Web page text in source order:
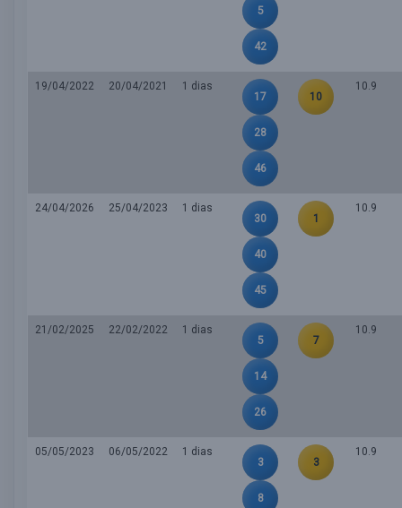
5
42
19/04/2022 20/04/2021
1 dias
17
28
46
10
10.9
24/04/2026 25/04/2023
1 dias
30
40
45
1
10.9
21/02/2025 22/02/2022
1 dias
5
14
26
7
10.9
05/05/2023 06/05/2022
1 dias
3
8
3
10.9